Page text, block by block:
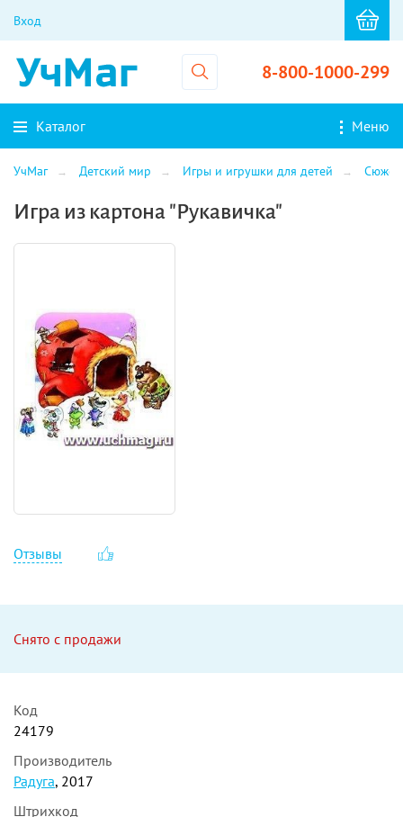
Вход
8-800-1000-299
Каталог Меню
УчМаг Детский мир Игры и игрушки для детей
Игра из картона "Рукавичка"
Отзывы
Снято с продажи
Код
24179
Производитель
Радуга, 2017
Штрихкод